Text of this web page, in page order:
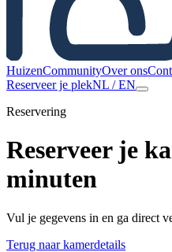
HuizenCommunityOver ons
Reserveer je plekNL /EN
Reservering
Reserveer je
minuten
Vul je gegevens in en ga direct
Terug naar kamerdetails